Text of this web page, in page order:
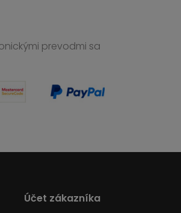
prevodmi sa
Účet zákazníka